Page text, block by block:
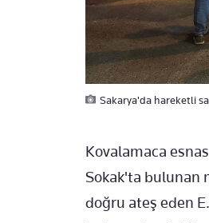
Sakarya'da hareketli
Kovalamaca
Sokak'ta bulunan
doğru ateş eden